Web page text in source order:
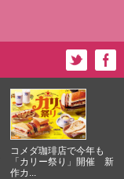
コメダ珈琲店で今年も
「カリー祭り」開催 新
作カ...